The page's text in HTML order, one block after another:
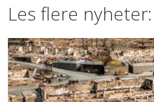
Les flere nyheter: